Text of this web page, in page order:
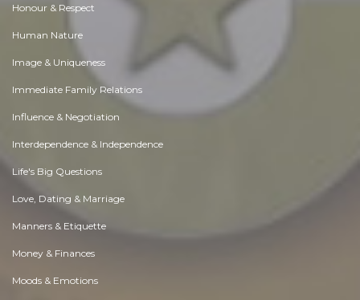
Honour & Respect
Human Nature
Image & Uniqueness
Immediate Family Relations
Influence & Negotiation
Interdependence & Independence
Life's Big Questions
Love, Dating & Marriage
Manners & Etiquette
Money & Finances
Moods & Emotions